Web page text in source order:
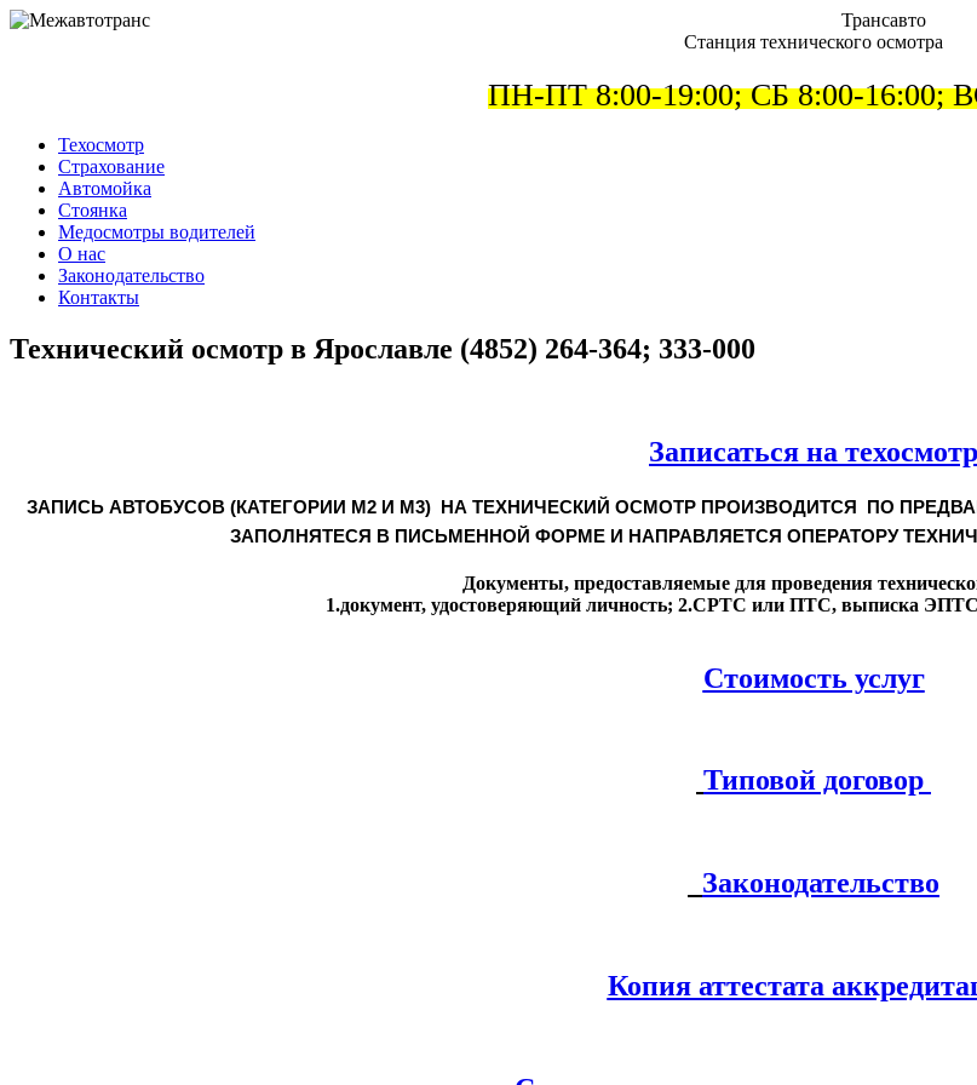
Трансавто
Станция технического оcмотра
ПН-ПТ 8:00-19:00; СБ 8:00-16:00;
Техосмотр
Страхование
Автомойка
Стоянка
Медосмотры водителей
О нас
Законодательство
Контакты
Технический осмотр в Ярославле (4852) 264-364; 333-000
Записаться на техосмотр
ЗАПИСЬ АВТОБУСОВ (КАТЕГОРИИ М2 И М3) НА ТЕХНИЧЕСКИЙ ОСМОТР ПРОИЗВОДИТСЯ ПО
ЗАПОЛНЯТЕСЯ В ПИСЬМЕННОЙ ФОРМЕ И НАПРАВЛЯЕТСЯ ОПЕРАТОРУ
Документы, предоставляемые для проведения
1.документ, удостоверяющий личность; 2.СРТС или ПТС, выписка
Стоимость услуг
Типовой договор
Законодательство
Копия аттестата